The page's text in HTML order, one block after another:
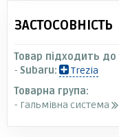
ЗАСТОСОВНІСТЬ
Товар підходить
- Subaru:
Trezia
Товарна група:
- Гальмівна система